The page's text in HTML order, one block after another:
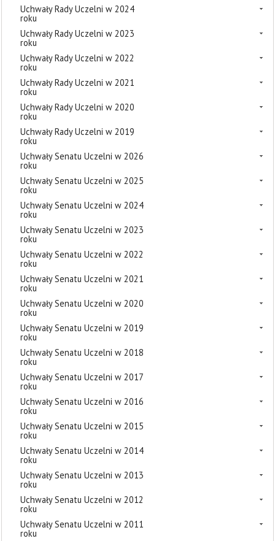
Uchwały Rady Uczelni w 2024
roku
Uchwały Rady Uczelni w 2023
roku
Uchwały Rady Uczelni w 2022
roku
Uchwały Rady Uczelni w 2021
roku
Uchwały Rady Uczelni w 2020
roku
Uchwały Rady Uczelni w 2019
roku
Uchwały Senatu Uczelni w 2026
roku
Uchwały Senatu Uczelni w 2025
roku
Uchwały Senatu Uczelni w 2024
roku
Uchwały Senatu Uczelni w 2023
roku
Uchwały Senatu Uczelni w 2022
roku
Uchwały Senatu Uczelni w 2021
roku
Uchwały Senatu Uczelni w 2020
roku
Uchwały Senatu Uczelni w 2019
roku
Uchwały Senatu Uczelni w 2018
roku
Uchwały Senatu Uczelni w 2017
roku
Uchwały Senatu Uczelni w 2016
roku
Uchwały Senatu Uczelni w 2015
roku
Uchwały Senatu Uczelni w 2014
roku
Uchwały Senatu Uczelni w 2013
roku
Uchwały Senatu Uczelni w 2012
roku
Uchwały Senatu Uczelni w 2011
roku